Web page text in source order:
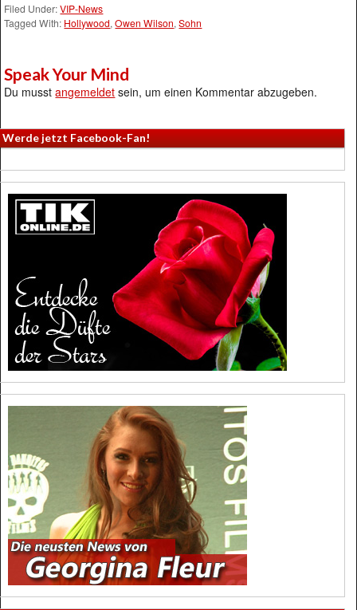
Filed Under:VIP-News
Tagged With: Hollywood,Owen Wilson,Sohn
Speak Your Mind
Du musstangemeldet sein, um einen Kommentar abzugeben.
Werde jetzt Facebook-Fan!